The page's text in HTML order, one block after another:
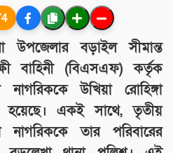
উপজেলার বড়াইল সীমান্ত
বাহিনী (বিএসএফ) কর্তৃক
উখিয়া রোহিঙ্গা
হয়েছে। একই সাথে, তৃতীয়
নাগরিককে তার পরিবারের